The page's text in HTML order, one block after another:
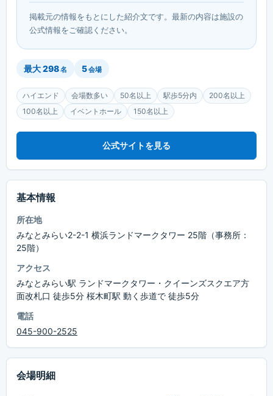
掲載元の情報をもとにした紹介文です。最新の内容は施設の
公式情報をご確認ください。
最大298名 5会場
ハイエンド 会場数多い 50名以上 駅歩5分内
200名以上
100名以上
イベントホール 150名以上
公式サイトを見る
基本情報
所在地
みなとみらい2-2-1 横浜ランドマークタワー 25階（事務所：
25階）
アクセス
みなとみらい駅 ランドマークタワー・クイーンズスクエア方
面改札口 徒歩5分 桜木町駅 動く歩道で 徒歩5分
電話
045-900-2525
会場明細